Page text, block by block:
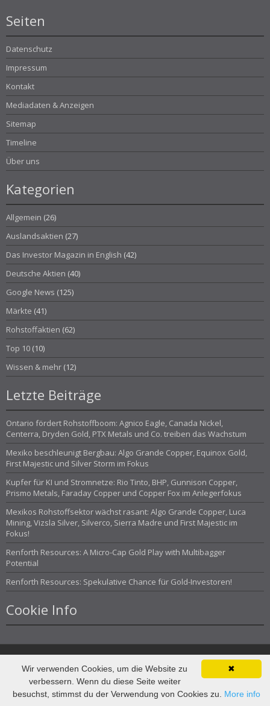
Seiten
Datenschutz
Impressum
Kontakt
Mediadaten & Anzeigen
Sitemap
Timeline
Über uns
Kategorien
Allgemein (26)
Auslandsaktien (27)
Das Investor Magazin in English (42)
Deutsche Aktien (40)
Google News (125)
Märkte (41)
Rohstoffaktien (62)
Top 10 (10)
Wissen & mehr (12)
Letzte Beiträge
Ontario fördert Rohstoffboom: Agnico Eagle, Canada Nickel,
Centerra, Dryden Gold, PTX Metals und Co. treiben das Wachstum
Mexiko beschleunigt Bergbau: Algo Grande Copper, Equinox Gold,
First Majestic und Silver Storm im Fokus
Kupfer für KI und Stromnetze: Rio Tinto, BHP, Gunnison Copper,
Prismo Metals, Faraday Copper und Copper Fox im Anlegerfokus
Mexikos Rohstoffsektor wächst rasant: Algo Grande Copper, Luca
Mining, Vizsla Silver, Silverco, Sierra Madre und First Majestic im
Fokus!
Renforth Resources: A Micro-Cap Gold Play with Multibagger
Potential
Renforth Resources: Spekulative Chance für Gold-Investoren!
Cookie Info
© Investor Magazin 2013
✖
Wir verwenden Cookies, um die Website zu
verbessern. Wenn du diese Seite weiter
besuchst, stimmst du der Verwendung von Cookies zu. More info